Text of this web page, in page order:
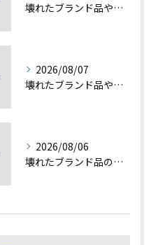
壊れたブランド品や汚れアクセサリーの買取価値解説
2026/08/07
壊れたブランド品や古物の価値を見極める秘訣
2026/08/06
壊れたブランド品の価値を見極める技術とは